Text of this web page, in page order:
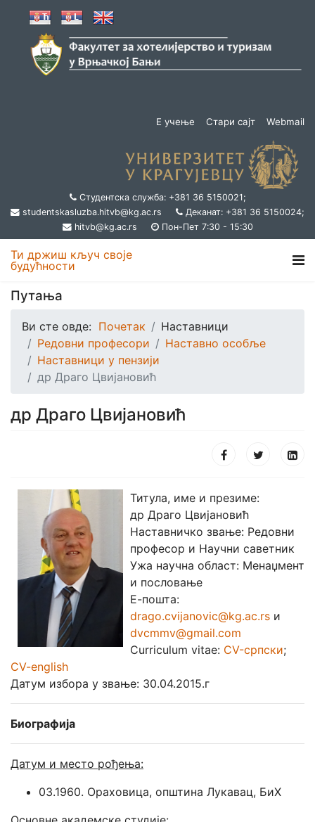
Е учење Стари сајт Webmail
Студентска служба: +381 36 5150021;
studentskasluzba.hitvb@kg.ac.rs
Деканат: +381 36 5150024;
hitvb@kg.ac.rs
Пон-Пет 7:30 - 15:30
Ти држиш кључ своје
будућности
Путања
Ви сте овде: Почетак
Наставници
Редовни професори
Наставно особље
Наставници у пензији
др Драго Цвијановић
др Драго Цвијановић
Титула, име и презиме:
др Драго Цвијановић
Наставничко звање: Редовни
професор и Научни саветник
Ужа научна област: Менаџмент
и пословање
Е-пошта:
drago.cvijanovic@kg.ac.rs и
dvcmmv@gmail.com
Curriculum vitae: CV-српски;
CV-english
Датум избора у звање: 30.04.2015.г
Биографија
Датум и место рођења:
03.1960. Ораховица, општина Лукавац, БиХ